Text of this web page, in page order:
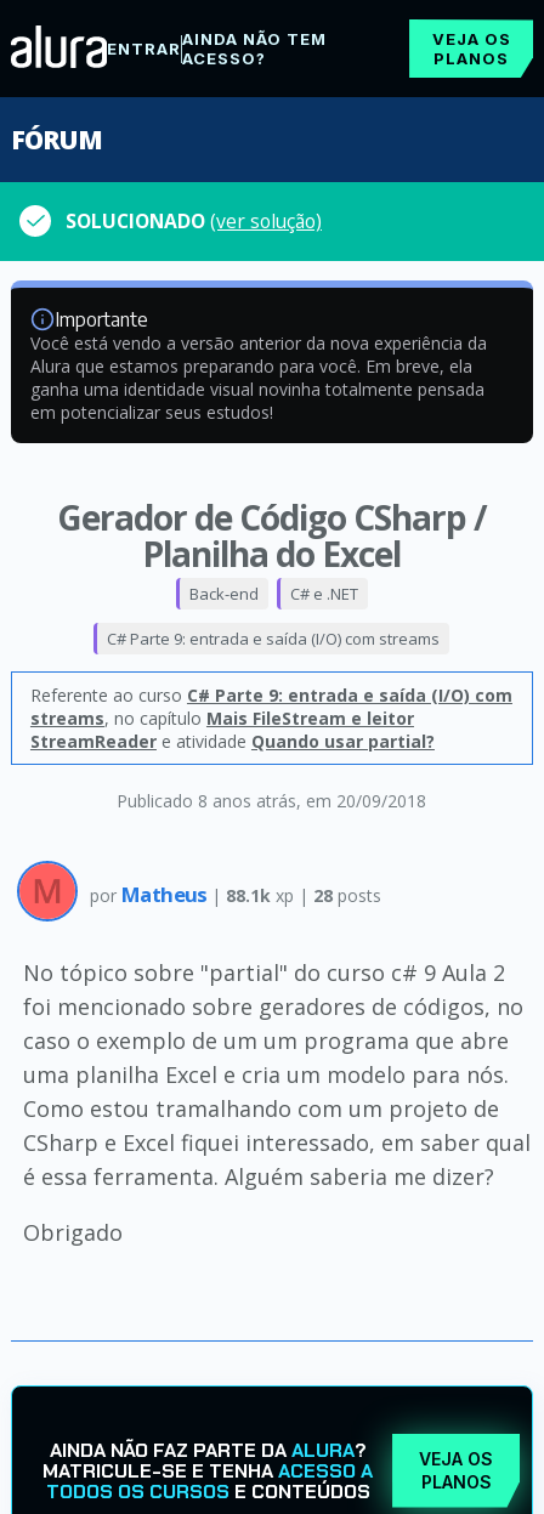
ENTRARAINDA NÃO TEM
ACESSO?
VEJA OS
PLANOS
FÓRUM
SOLUCIONADO(ver solução)
Importante
Você está vendo a versão anterior da nova experiência da
Alura que estamos preparando para você. Em breve, ela
ganha uma identidade visual novinha totalmente pensada
em potencializar seus estudos!
Gerador de Código CSharp /
Planilha do Excel
Publicado 8 anos atrás, em 20/09/2018
Back-end C# e .NET
C# Parte 9: entrada e saída (I/O) com streams
Referente ao curso C# Parte 9: entrada e saída (I/O) com
streams, no capítulo Mais FileStream e leitor
StreamReadere atividade Quando usar partial?
por Matheus | 88.1k xp | 28 posts
No tópico sobre "partial" do curso c# 9 Aula 2
foi mencionado sobre geradores de códigos, no
caso o exemplo de um um programa que abre
uma planilha Excel e cria um modelo para nós.
Como estou tramalhando com um projeto de
CSharp e Excel fiquei interessado, em saber qual
é essa ferramenta. Alguém saberia me dizer?
Obrigado
AINDA NÃO FAZ PARTE DAALURA?
MATRICULE-SE E TENHAACESSO A
TODOS OS CURSOS E CONTEÚDOS
VEJA OS
PLANOS